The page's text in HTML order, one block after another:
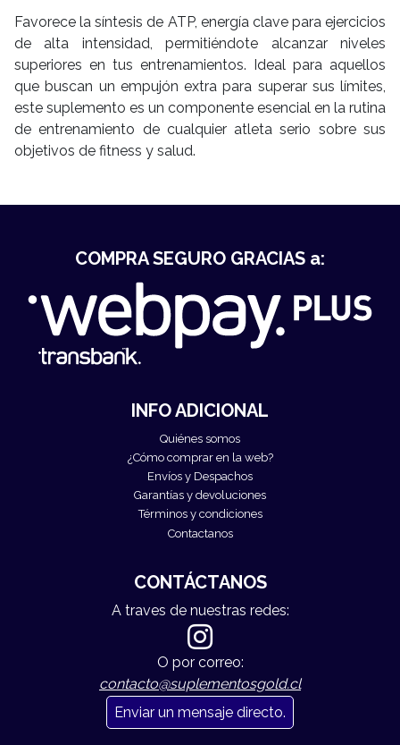
Favorece la síntesis de ATP, energía clave para ejercicios
de alta intensidad, permitiéndote alcanzar niveles
superiores en tus entrenamientos. Ideal para aquellos
que buscan un empujón extra para superar sus límites,
este suplemento es un componente esencial en la rutina
de entrenamiento de cualquier atleta serio sobre sus
objetivos de fitness y salud.
INFO ADICIONAL
Quiénes somos
¿Cómo comprar en la web?
Envíos y Despachos
Garantías y devoluciones
Términos y condiciones
Contactanos
COMPRA SEGURO GRACIAS a:
CONTÁCTANOS
A traves de nuestras redes:
O por correo:
contacto@suplementosgold.cl
Enviar un mensaje directo.